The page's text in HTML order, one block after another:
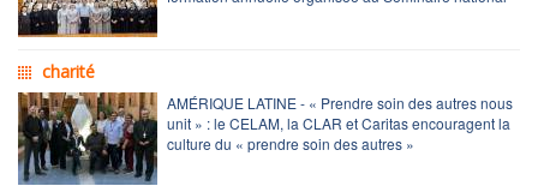
charité
AMÉRIQUE LATINE - « Prendre soin des autres nous
unit » : le CELAM, la CLAR et Caritas encouragent la
culture du « prendre soin des autres »